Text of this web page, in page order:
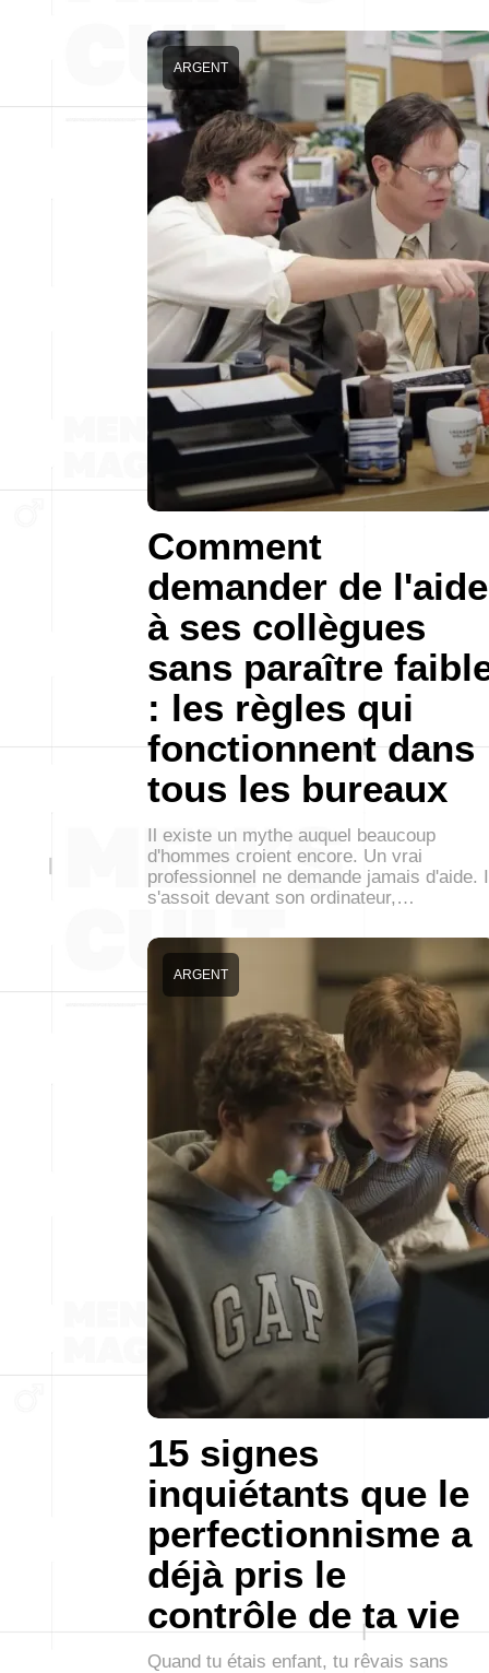
Comment
demander de l'aide
à ses collègues
sans paraître
: les règles qui
fonctionnent dans
tous les bureaux
ARGENT
Il existe un mythe auquel beaucoup
d'hommes croient encore. Un vrai
professionnel ne demande jamais d'aide.
s'assoit devant son ordinateur,…
15 signes
inquiétants que le
perfectionnisme a
déjà pris le
contrôle de ta vie
ARGENT
Quand tu étais enfant, tu rêvais sans